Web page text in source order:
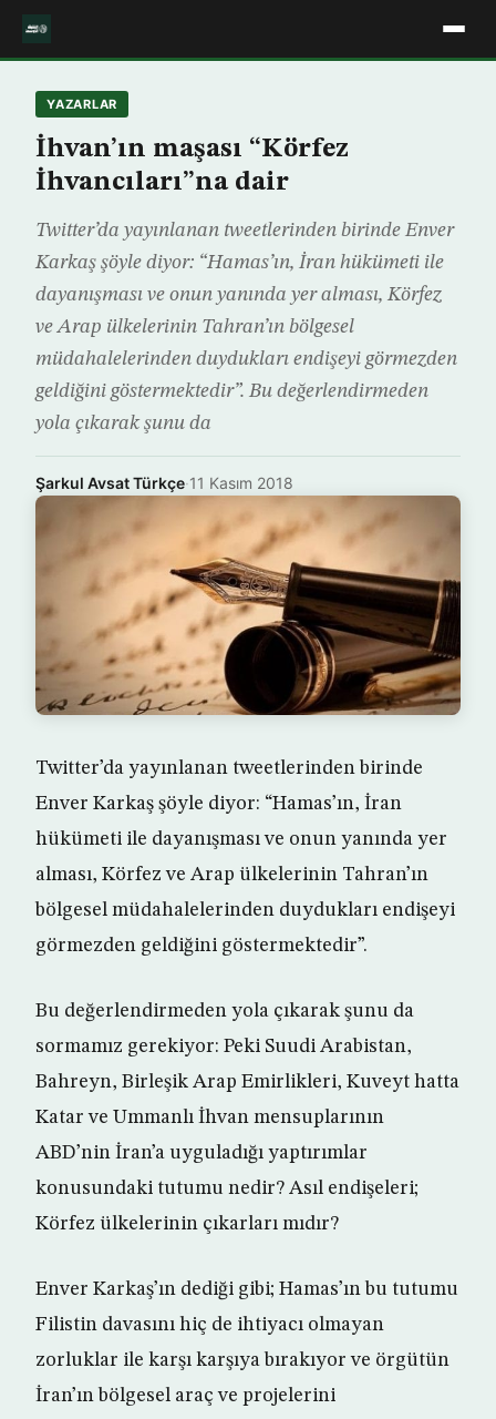
YAZARLAR
İhvan’ın maşası “Körfez
İhvancıları”na dair
Twitter’da yayınlanan tweetlerinden birinde Enver
Karkaş şöyle diyor: “Hamas’ın, İran hükümeti ile
dayanışması ve onun yanında yer alması, Körfez
ve Arap ülkelerinin Tahran’ın bölgesel
müdahalelerinden duydukları endişeyi görmezden
geldiğini göstermektedir”. Bu değerlendirmeden
yola çıkarak şunu da
Şarkul Avsat Türkçe·11 Kasım 2018
Twitter’da yayınlanan tweetlerinden birinde
Enver Karkaş şöyle diyor: “Hamas’ın, İran
hükümeti ile dayanışması ve onun yanında yer
alması, Körfez ve Arap ülkelerinin Tahran’ın
bölgesel müdahalelerinden duydukları endişeyi
görmezden geldiğini göstermektedir”.
Bu değerlendirmeden yola çıkarak şunu da
sormamız gerekiyor: Peki Suudi Arabistan,
Bahreyn, Birleşik Arap Emirlikleri, Kuveyt hatta
Katar ve Ummanlı İhvan mensuplarının
ABD’nin İran’a uyguladığı yaptırımlar
konusundaki tutumu nedir? Asıl endişeleri;
Körfez ülkelerinin çıkarları mıdır?
Enver Karkaş’ın dediği gibi; Hamas’ın bu tutumu
Filistin davasını hiç de ihtiyacı olmayan
zorluklar ile karşı karşıya bırakıyor ve örgütün
İran’ın bölgesel araç ve projelerini